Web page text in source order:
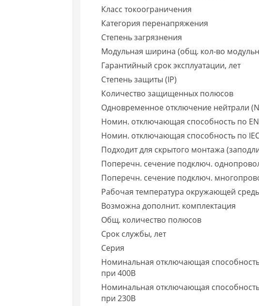
Класс токоограничения
Категория перенапряжения
Степень загрязнения
Модульная ширина (общ. кол-во
Гарантийный срок эксплуатации, лет
Степень защиты (IP)
Количество защищенных полюсов
Одновременное отключение нейтрали
Номин. отключающая способность по
Номин. отключающая способность по
Подходит для скрытого монтажа
Поперечн. сечение подключ.
Поперечн. сечение подключ.
Рабочая температура окружающей
Возможна дополнит. комплектация
Общ. количество полюсов
Срок службы, лет
Серия
Номинальная отключающая
при 400В
Номинальная отключающая
при 230В